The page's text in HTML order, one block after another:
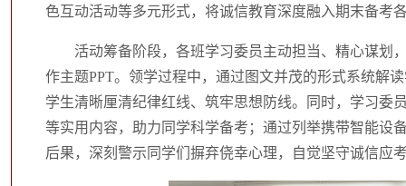
色互动活动等多元形式，将诚信教育深度融入期末备考
活动筹备阶段，各班学习委员主动担当、精心谋划
作主题PPT。领学过程中，通过图文并茂的形式系统解
学生清晰厘清纪律红线、筑牢思想防线。同时，学习委
等实用内容，助力同学科学备考；通过列举携带智能设
后果，深刻警示同学们摒弃侥幸心理，自觉坚守诚信应